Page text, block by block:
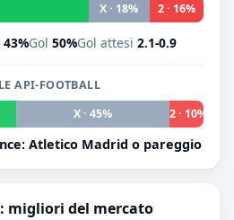
X · 18% 2 · 16%
43%Gol 50%Gol attesi 2.1-0.9
API-FOOTBALL
X · 45% 2 · 10%
Atletico Madrid o pareggio
migliori del mercato